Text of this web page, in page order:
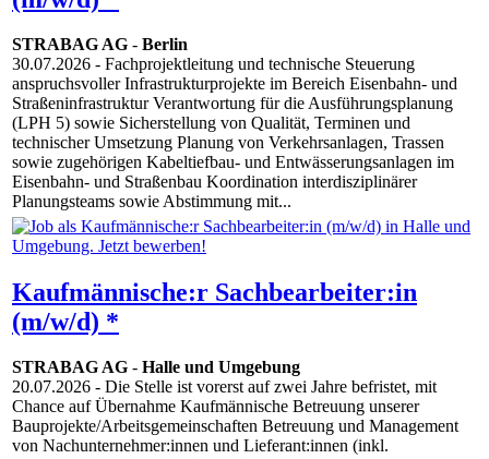
STRABAG AG - Berlin
30.07.2026 - Fachprojektleitung und technische Steuerung
anspruchsvoller Infrastrukturprojekte im Bereich Eisenbahn- und
Straßeninfrastruktur Verantwortung für die Ausführungsplanung
(LPH 5) sowie Sicherstellung von Qualität, Terminen und
technischer Umsetzung Planung von Verkehrsanlagen, Trassen
sowie zugehörigen Kabeltiefbau- und Entwässerungsanlagen im
Eisenbahn- und Straßenbau Koordination interdisziplinärer
Planungsteams sowie Abstimmung mit...
Kaufmännische:r Sachbearbeiter:in
(m/w/d) *
STRABAG AG - Halle und Umgebung
20.07.2026 - Die Stelle ist vorerst auf zwei Jahre befristet, mit
Chance auf Übernahme Kaufmännische Betreuung unserer
Bauprojekte/Arbeitsgemeinschaften Betreuung und Management
von Nachunternehmer:innen und Lieferant:innen (inkl.